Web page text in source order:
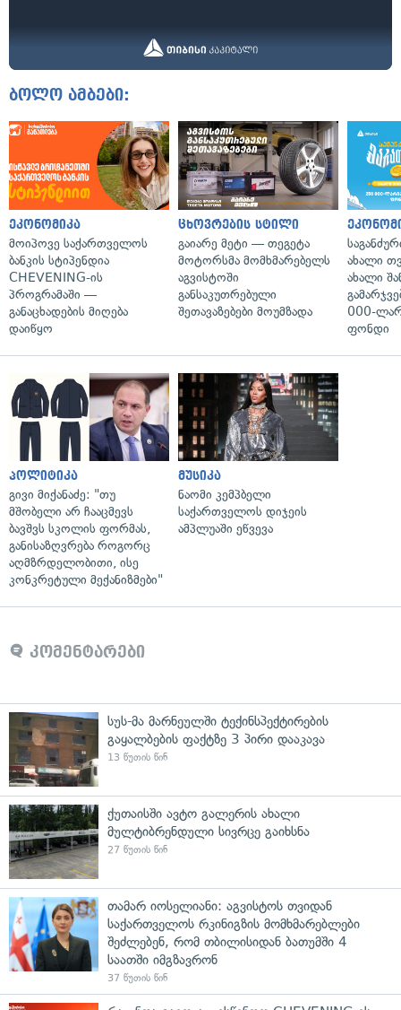
ბოლო ამბები:
ეკონომიკა
მოიპოვე საქართველოს
ბანკის სტიპენდია
CHEVENING-ის
პროგრამაში —
განაცხადების მიღება
დაიწყო
ცხოვრების სტილი
გაიარე მეტი — თეგეტა
მოტორსმა მომხმარებელს
აგვისტოში
განსაკუთრებული
შეთავაზებები მოუმზადა
ახალი
ახალი
000-
ფონდი
პოლიტიკა
გივი მიქანაძე: "თუ
მშობელი არ ჩააცმევს
ბავშვს სკოლის ფორმას,
განისაზღვრება როგორც
აღმზრდელობითი, ისე
კონკრეტული მექანიზმები"
მუსიკა
ნაომი კემპბელი
საქართველოს დიჯეის
ამპლუაში ეწვევა
კომენტარები
სუს-მა მარნეულში ტექინსპექტირების
გაყალბების ფაქტზე 3 პირი დააკავა
13 წუთის წინ
ქუთაისში ავტო გალერის ახალი
მულტიბრენდული სივრცე გაიხსნა
27 წუთის წინ
თამარ იოსელიანი: აგვისტოს თვიდან
საქართველოს რკინიგზის მომხმარებლები
შეძლებენ, რომ თბილისიდან ბათუმში 4
საათში იმგზავრონ
37 წუთის წინ